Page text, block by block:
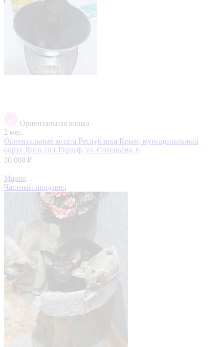
Ориентальная кошка
2 мес.
Ориентальные котята Республика Крым, муниципальный
округ Ялта, пгт Гурзуф, ул. Соловьёва, 6
30 000 ₽
Мария
Частный продавец